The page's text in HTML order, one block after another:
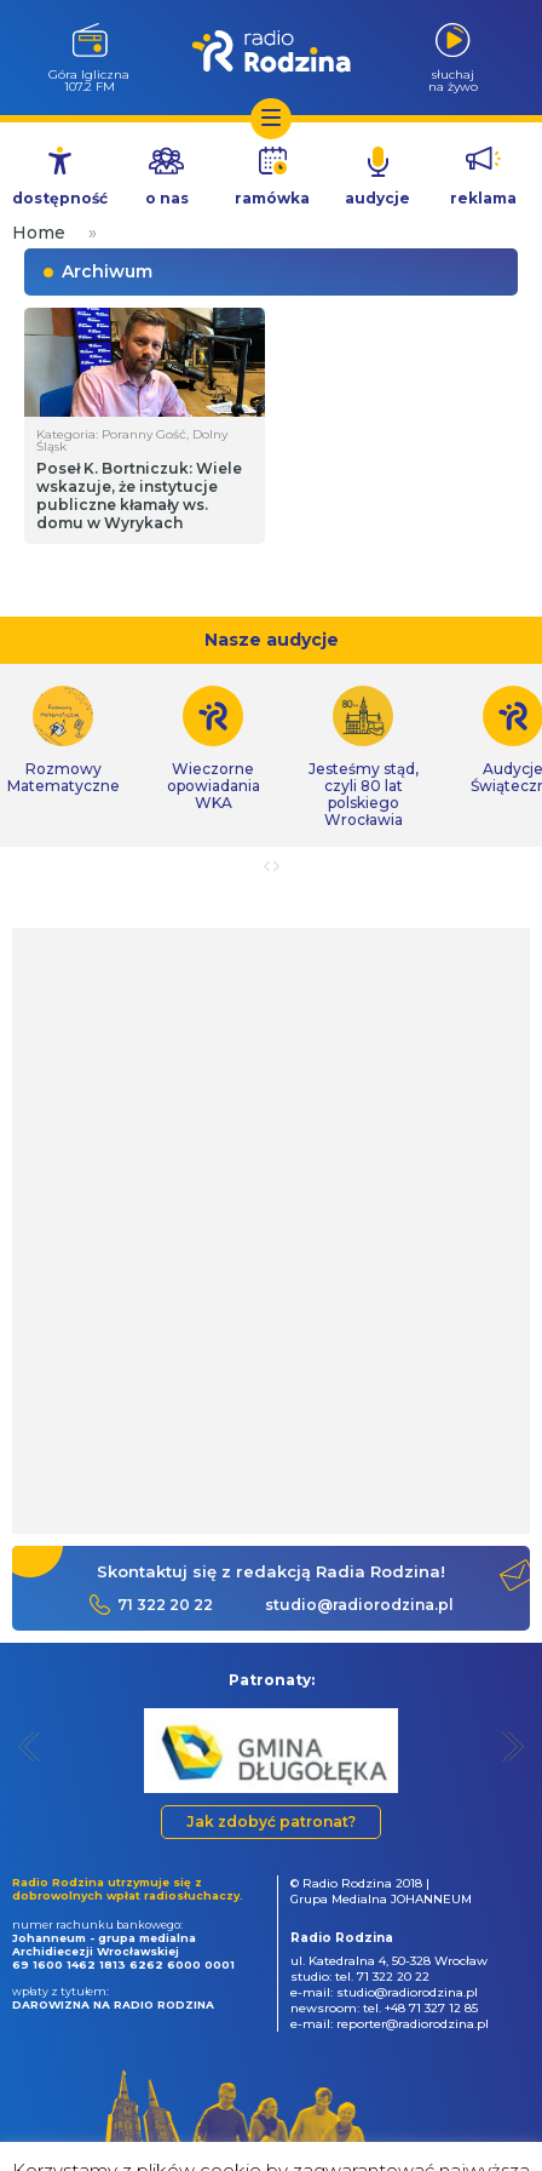
Przejdź
treści
Góra Igliczna
107.2 FM
słuchaj
na żywo
dostępność o nas ramówka audycje reklama
Home
»
Archiwum
Kategoria: Poranny Gość, Dolny
Śląsk
Poseł K. Bortniczuk: Wiele
wskazuje, że instytucje
publiczne kłamały ws.
domu w Wyrykach
Nasze audycje
Rozmowy
Matematyczne
Wieczorne
opowiadania
WKA
Jesteśmy stąd,
czyli 80 lat
polskiego
Wrocławia
Audycje
Skontaktuj się z redakcją Radia Rodzina!
71 322 20 22 studio@radiorodzina.pl
Patronaty:
Jak zdobyć patronat?
Radio Rodzina utrzymuje się z
dobrowolnych wpłat radiosłuchaczy.
numer rachunku bankowego:
Johanneum - grupa medialna
Archidiecezji Wrocławskiej
69 1600 1462 1813 6262 6000 0001
wpłaty z tytułem:
DAROWIZNA NA RADIO RODZINA
© Radio Rodzina 2018 |
Grupa Medialna JOHANNEUM
Radio Rodzina
ul. Katedralna 4, 50-328 Wrocław
studio: tel. 71 322 20 22
e-mail: studio@radiorodzina.pl
newsroom: tel. +48 71 327 12 85
e-mail: reporter@radiorodzina.pl